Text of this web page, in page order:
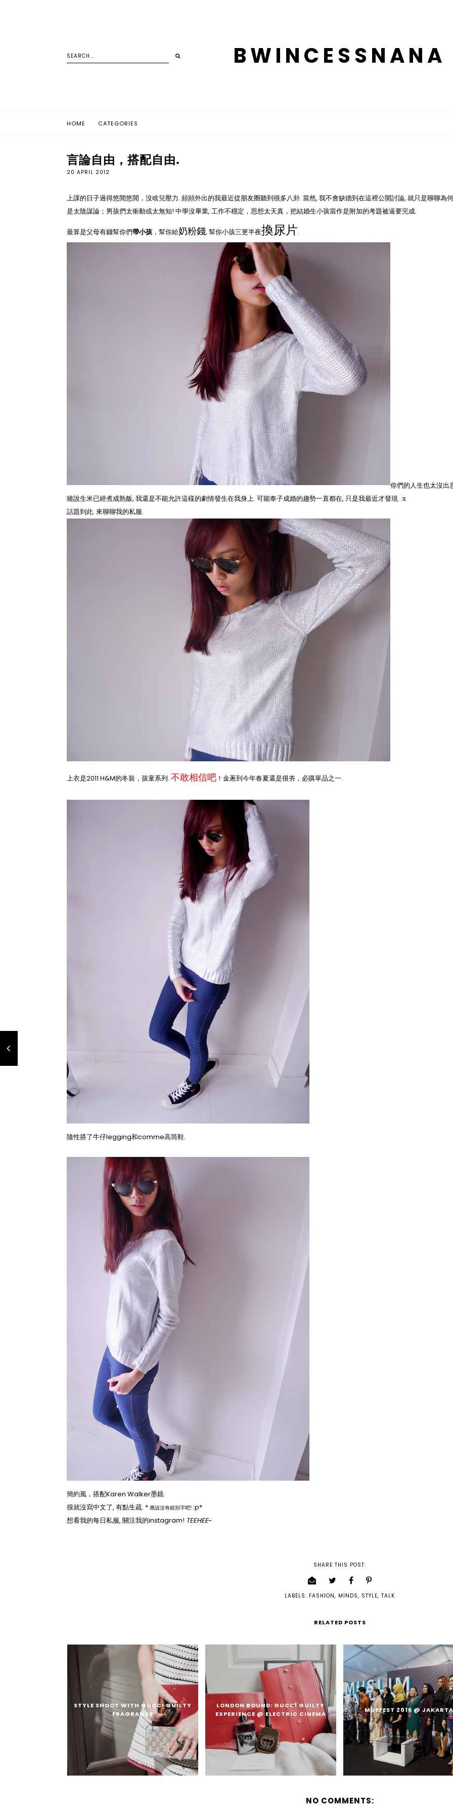
BWINCESSNANA
HOME CATEGORIES
言論自由，搭配自由.
20 APRIL 2012
上課的日子過得悠閒悠閒，沒啥兒壓力. 頻頻外出的我最近從朋友圈聽到很多八卦. 當然, 我不會缺德到在這裡公開討論, 就只是聊聊
是太陰謀論；男孩們太衝動或太無知! 中學沒畢業, 工作不穩定，思想太天真，把結婚生小孩當作是附加的考題被逼要完成.
最算是父母有錢幫你們帶小孩 ，幫你給奶粉錢, 幫你小孩三更半夜換尿片.
你們的人生也太沒出
雖說生米已經煮成熟飯, 我還是不能允許這樣的劇情發生在我身上. 可能奉子成婚的趨勢一直都在, 只是我最近才發現. :s
話題到此. 來聊聊我的私服.
上衣是2011 H&M的冬裝，孩童系列. 不敢相信吧 ！金蔥到今年春夏還是很夯，必購單品之一.
隨性搭了牛仔legging和comme高筒鞋.
簡約風，搭配Karen Walker墨鏡.
很就沒寫中文了, 有點生疏. * 應該沒有錯別字吧! :p*
想看我的每日私服, 關注我的instagram! TEEHEE~
SHARE THIS POST:
LABELS: FASHION, MINDS, STYLE, TALK
RELATED POSTS
STYLE SHOOT WITH GUCCI GUILTY
FRAGRANCE
LONDON BOUND: GUCCI GUILTY
EXPERIENCE @ ELECTRIC CINEMA
MUFFEST 2016 @ JAKARTA
NO COMMENTS: